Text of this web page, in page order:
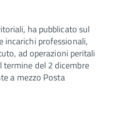
ha pubblicato sul
incarichi professionali,
ad operazioni peritali
termine del 2 dicembre
a mezzo Posta